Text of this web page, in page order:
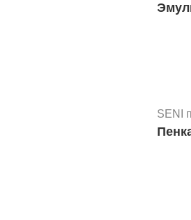
SENI